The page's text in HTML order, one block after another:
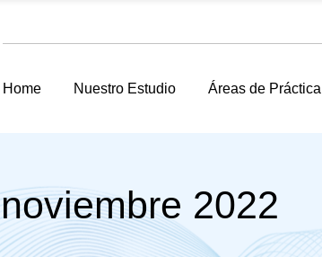
Home Nuestro Estudio Áreas de Práctica
noviembre 2022